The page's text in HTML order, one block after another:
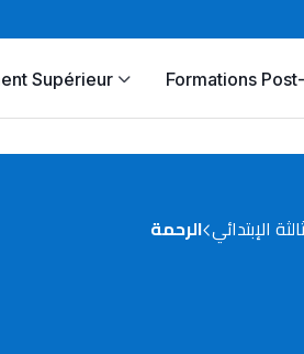
Supérieur Formations
الإبتدائي الرحمة